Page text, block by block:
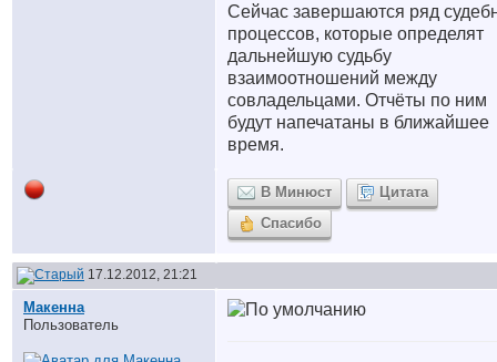
Сейчас завершаются ряд
процессов, которые определят
дальнейшую судьбу
взаимоотношений между
совладельцами. Отчёты по ним
будут напечатаны в ближайшее
время.
В Минюст
Цитата
Спасибо
17.12.2012, 21:21
Макенна
Пользователь